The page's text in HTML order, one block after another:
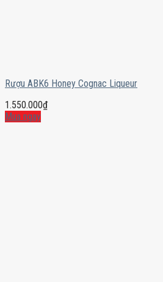
Rượu ABK6 Honey Cognac Liqueur
1.550.000₫
Mua ngay